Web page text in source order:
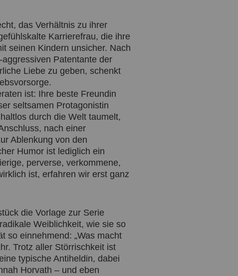
das Verhältnis zu ihrer
Karrierefrau, die ihre
seinen Kindern unsicher. Nach
Patentante der
Liebe zu geben, schenkt
ist: Ihre beste Freundin
seltsamen Protagonistin
durch die Welt taumelt,
nach einer
Ablenkung von den
Humor ist lediglich ein
perverse, verkommene,
ist, erfahren wir erst ganz
die Vorlage zur Serie
Weiblichkeit, wie sie so
so einnehmend: „Was macht
Trotz aller Störrischkeit ist
typische Antiheldin, dabei
Horvath – und eben